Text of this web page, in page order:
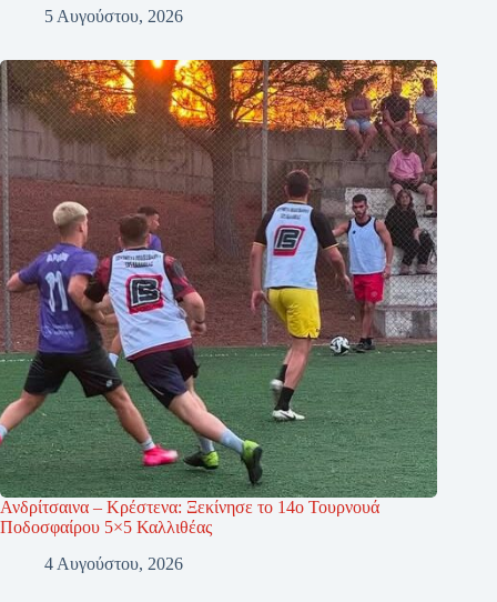
5 Αυγούστου, 2026
Ανδρίτσαινα – Κρέστενα: Ξεκίνησε το 14ο Τουρνουά
Ποδοσφαίρου 5×5 Καλλιθέας
4 Αυγούστου, 2026